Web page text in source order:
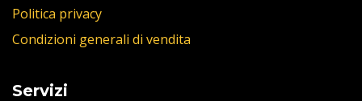
Politica privacy
Condizioni generali di vendita
Servizi